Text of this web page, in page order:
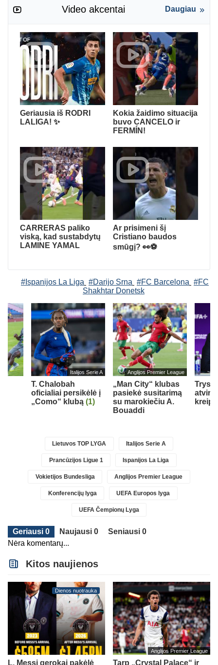
Video akcentai Daugiau
Geriausia iš RODRI
LALIGA! ✨
Kokia žaidimo situacija
buvo CANCELO ir
FERMÍN!
CARRERAS paliko
viską, kad sustabdytų
LAMINE YAMAL
Ar prisimeni šį
Cristiano baudos
smūgį? 👀⚽
#Ispanijos La Liga #Darijo Srna #FC Barcelona #FC
Shakhtar Donetsk
Italijos Serie A
T. Chalobah
oficialiai persikėlė į
„Como“ klubą (1)
Anglijos Premier League
„Man City“ klubas
pasiekė susitarimą
su marokiečiu A.
Bouaddi
Trys
atviru
Lietuvos TOP LYGA Italijos Serie A
Prancūzijos Ligue 1 Ispanijos La Liga
Vokietijos Bundesliga Anglijos Premier League
Konferencijų lyga UEFA Europos lyga
UEFA Čempionų Lyga
Geriausi 0 Naujausi 0
Seniausi 0
Nėra komentarų...
Kitos naujienos
Dienos nuotrauka
L. Messi gerokai pakėlė
Anglijos Premier League
Tarp „Crystal Palace“ ir